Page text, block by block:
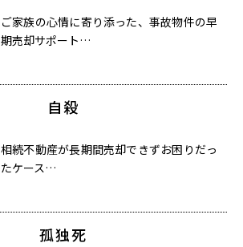
ご家族の心情に寄り添った、事故物件の早
期売却サポート…
自殺
相続不動産が長期間売却できずお困りだっ
たケース…
孤独死